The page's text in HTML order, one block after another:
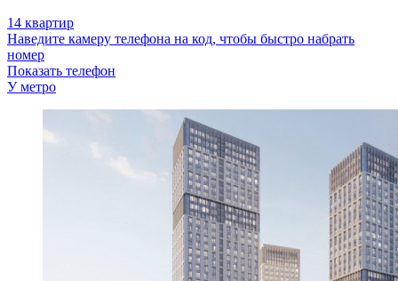
14 квартир
Наведите камеру телефона на код, чтобы быстро набрать
номер
Показать телефон
У метро